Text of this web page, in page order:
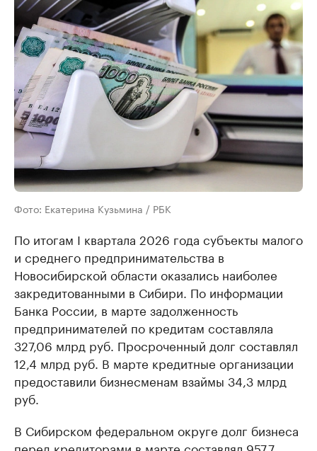
Фото: Екатерина Кузьмина / РБК
По итогам I квартала 2026 года субъекты малого
и среднего предпринимательства в
Новосибирской области оказались наиболее
закредитованными в Сибири. По информации
Банка России, в марте задолженность
предпринимателей по кредитам составляла
327,06 млрд руб. Просроченный долг составлял
12,4 млрд руб. В марте кредитные организации
предоставили бизнесменам взаймы 34,3 млрд
руб.
В Сибирском федеральном округе долг бизнеса